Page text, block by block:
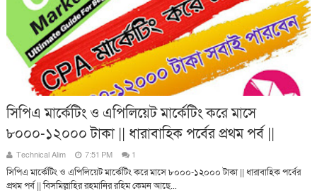
সিপিএ মার্কেটিং ও এপিলিয়েট মার্কেটিং করে মাসে
৮০০০-১২০০০ টাকা || ধারাবাহিক পর্বের প্রথম পর্ব ||
Technical Alim 7:51 PM 1
সিপিএ মার্কেটিং ও এপিলিয়েট মার্কেটিং করে মাসে ৮০০০-১২০০০ টাকা || ধারাবাহিক পর্বের
প্রথম পর্ব || বিসমিল্লাহির রহমানির রহিম কেমন আছে...